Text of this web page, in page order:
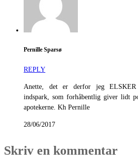
Pernille Sparsø
REPLY
Anette, det er derfor jeg ELSKER
indspark, som forhåbentlig giver lidt
apotekerne. Kh Pernille
28/06/2017
Skriv en kommentar